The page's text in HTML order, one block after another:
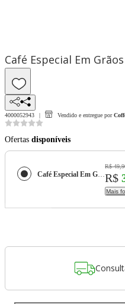
Café Especial Em
4000052943 Vendido e entregue por
Ofertas disponíveis
Café Especial Em Grãos Coffee Mais Caparaó 250g
R$
R$
Mais